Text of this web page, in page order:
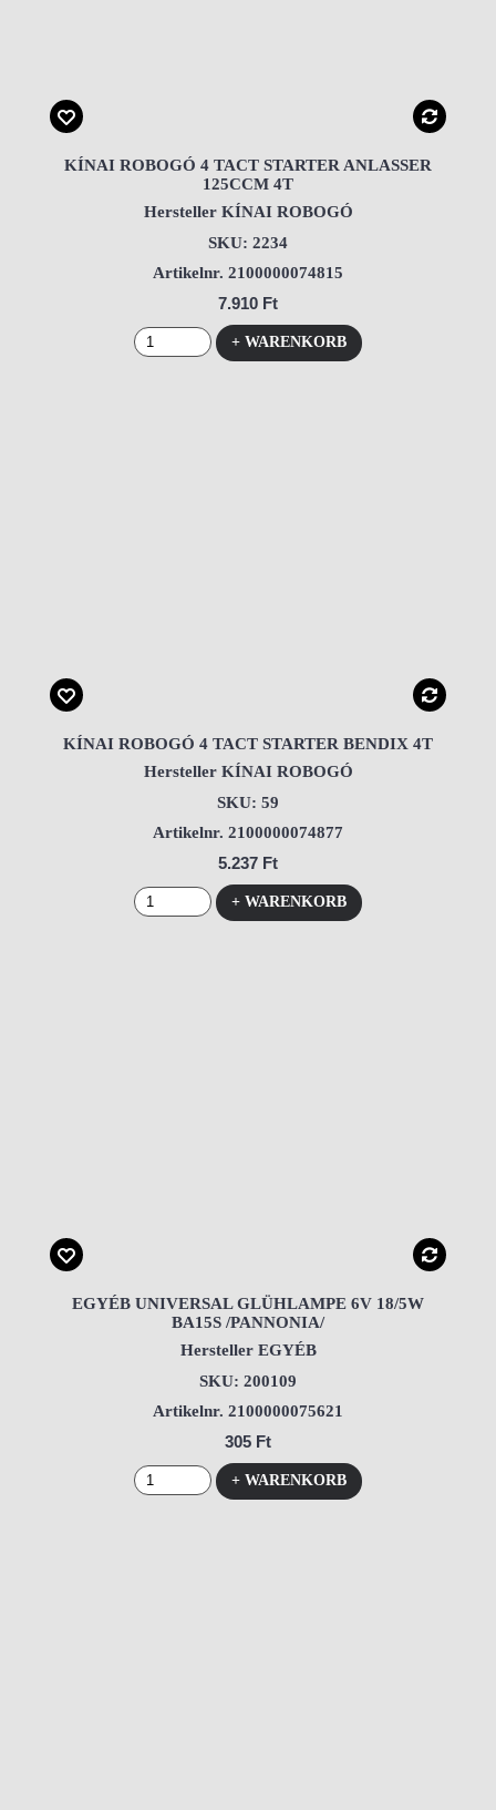
KÍNAI ROBOGÓ 4 TACT STARTER ANLASSER
125CCM 4T
Hersteller KÍNAI ROBOGÓ
SKU: 2234
Artikelnr. 2100000074815
7.910 Ft
+ WARENKORB
KÍNAI ROBOGÓ 4 TACT STARTER BENDIX 4T
Hersteller KÍNAI ROBOGÓ
SKU: 59
Artikelnr. 2100000074877
5.237 Ft
+ WARENKORB
EGYÉB UNIVERSAL GLÜHLAMPE 6V 18/5W
BA15S /PANNONIA/
Hersteller EGYÉB
SKU: 200109
Artikelnr. 2100000075621
305 Ft
+ WARENKORB